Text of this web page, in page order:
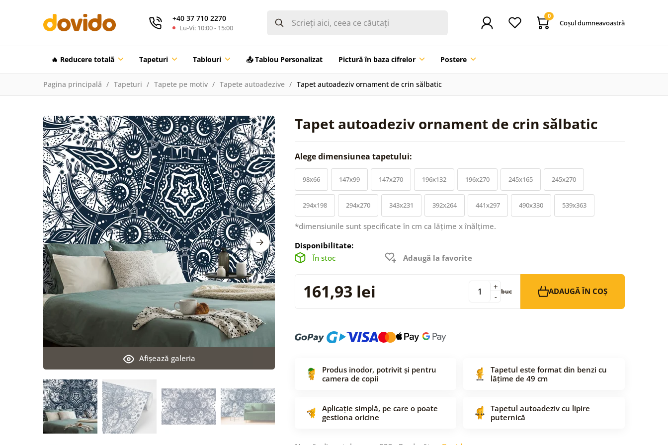
+40 37 710 2270
Lu-Vi: 10:00 - 15:00
0
Coşul dumneavoastră
🔥 Reducere totalã Tapeturi Tablouri 📤 Tablou Personalizat Pictură în baza cifrelor Postere
Pagina principală Tapeturi Tapete pe motiv Tapete autoadezive Tapet autoadeziv ornament de crin sălbatic
Tapet autoadeziv ornament de crin sălbatic
Afişează galeria
Alege dimensiunea tapetului:
98x66 147x99 147x270 196x132 196x270 245x165 245x270
294x198 294x270 343x231 392x264 441x297 490x330 539x363
*dimensiunile sunt specificate în cm ca lățime x înălțime.
Disponibilitate:
În stoc
Adaugă la favorite
161,93 lei -
+ buc ADAUGĂ ÎN COȘ
Produs inodor, potrivit și pentru
camera de copii
Tapetul este format din benzi cu
lățime de 49 cm
Aplicație simplă, pe care o poate
gestiona oricine
Tapetul autoadeziv cu lipire
puternică